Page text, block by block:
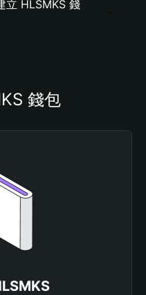
立 HLSMKS 錢
錢包